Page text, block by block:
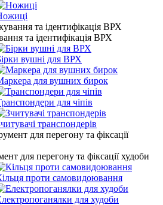
та ідентифікація ВРХ
вушні для ВРХ
для вушних бирок
для чіпів
транспондерів
для перегону та фіксації худоби
проти самовидоювання
для худоби